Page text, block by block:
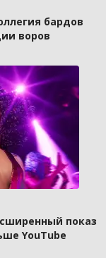
бардов
воров
показ
YouTube